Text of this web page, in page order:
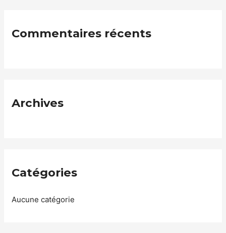
Commentaires récents
Archives
Catégories
Aucune catégorie